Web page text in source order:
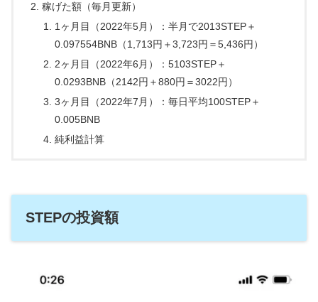
稼げた額（毎月更新）
1ヶ月目（2022年5月）：半月で2013STEP＋
0.097554BNB（1,713円＋3,723円＝5,436円）
2ヶ月目（2022年6月）：5103STEP＋
0.0293BNB（2142円＋880円＝3022円）
3ヶ月目（2022年7月）：毎日平均100STEP＋
0.005BNB
純利益計算
STEPの投資額